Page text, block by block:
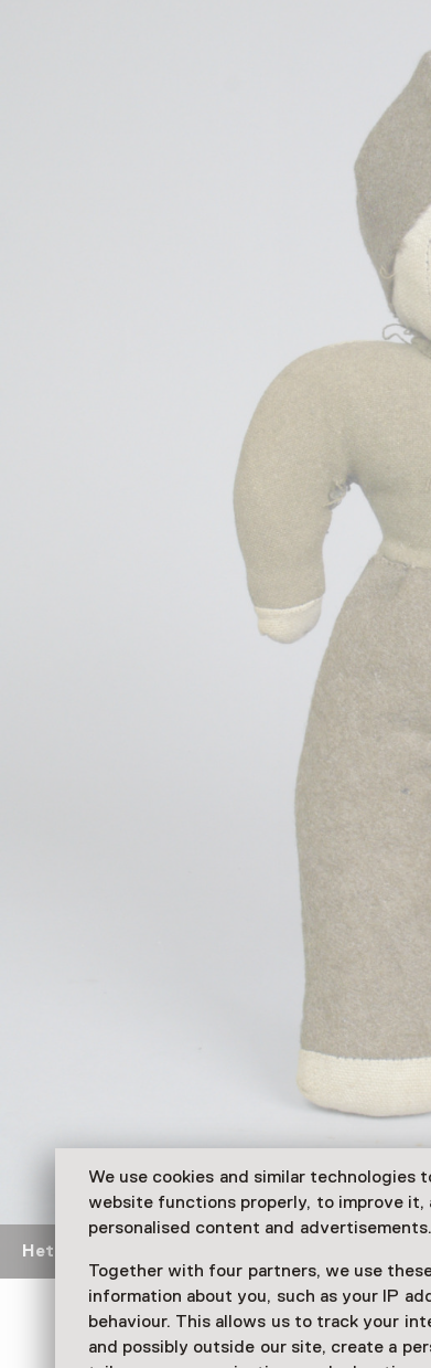
We use cookies and similar technologies
website functions properly, to improve it,
personalised content and advertisements.
Together with four partners, we use
information about you, such as your IP
behaviour. This allows us to track your
and possibly outside our site, create a
Het popje dat een Rotterdams meisje weer liet
Heldenrol